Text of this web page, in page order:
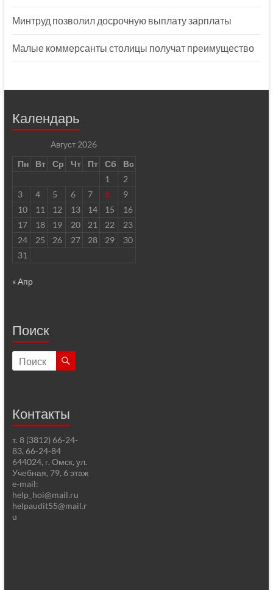
Минтруд позволил досрочную выплату зарплаты
Малые коммерсанты столицы получат преимущество
Календарь
Август 2026
Пн
Вт Ср Чт Пт Сб
Вс
1
2
3
4 5 6 7 8
9
10
11 12 13 14 15
16
17
18 19 20 21 22
23
24
25 26 27 28 29
30
31
« Апр
Поиск
Контакты
т. 8 (3812) 66-24-
83, 66-24-84
644024, г. Омск, ул.
Учебная, 79, 6 этаж
e-mail:
help_hoi@mail.ru
helpaudit55@mail.r
u